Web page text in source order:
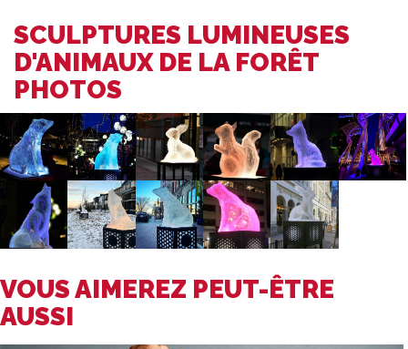
SCULPTURES LUMINEUSES
D'ANIMAUX DE LA FORÊT
PHOTOS
VOUS AIMEREZ PEUT-ÊTRE
AUSSI